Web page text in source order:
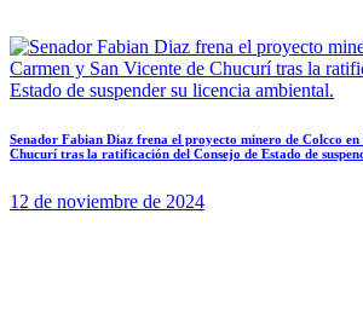
Senador Fabian Diaz frena el proyecto minero de Colcco
Chucurí tras la ratificación del Consejo de Estado de
12 de noviembre de 2024